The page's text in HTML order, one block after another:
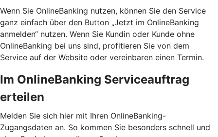
Wenn Sie OnlineBanking nutzen, können Sie den Service
ganz einfach über den Button „Jetzt im OnlineBanking
anmelden“ nutzen. Wenn Sie Kundin oder Kunde ohne
OnlineBanking bei uns sind, profitieren Sie von dem
Service auf der Website oder vereinbaren einen Termin.
Im OnlineBanking Serviceauftrag
erteilen
Melden Sie sich hier mit Ihren OnlineBanking-
Zugangsdaten an. So kommen Sie besonders schnell und